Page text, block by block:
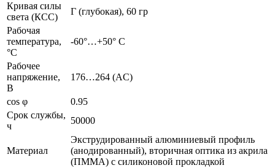
Кривая силы
света (КСС)
Г (глубокая), 60 гр
Рабочая
температура,
°C
-60°…+50° С
Рабочее
напряжение,
В
176…264 (AС)
сos φ
0.95
Срок службы,
ч
50000
Материал
Экструдированный алюминиевый профиль
(анодированный), вторичная оптика из акрила
(ПММА) с силиконовой прокладкой